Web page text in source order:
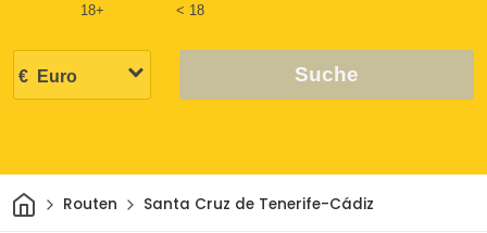
18+ < 18
Suche
HeimRouten Santa Cruz de Tenerife-Cádiz